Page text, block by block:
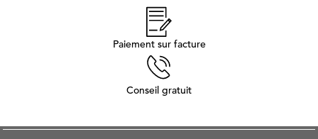
Paiement sur facture
Conseil gratuit